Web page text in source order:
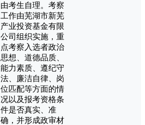
由考生自理。考察
工作由芜湖市新芜
产业投资基金有限
公司组织实施，重
点考察入选者政治
思想、道德品质、
能力素质、遵纪守
法、廉洁自律、岗
位匹配等方面的情
况以及报考资格条
件是否真实、准
确，并形成政审材